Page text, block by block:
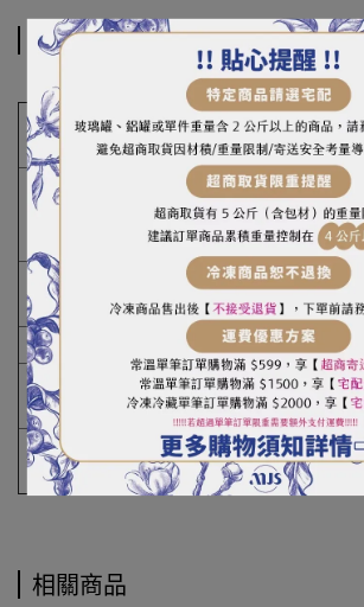
規格說明
商品
名稱
安美碎培根
重
（容
成分
豬肉、水、糖、鹽、大豆蛋白、
劑、調味劑、抗氧化劑、香料、
產地
保存
期限
標示於包裝封口線上
保存
方式
-18°C以下冷凍保存
相關商品